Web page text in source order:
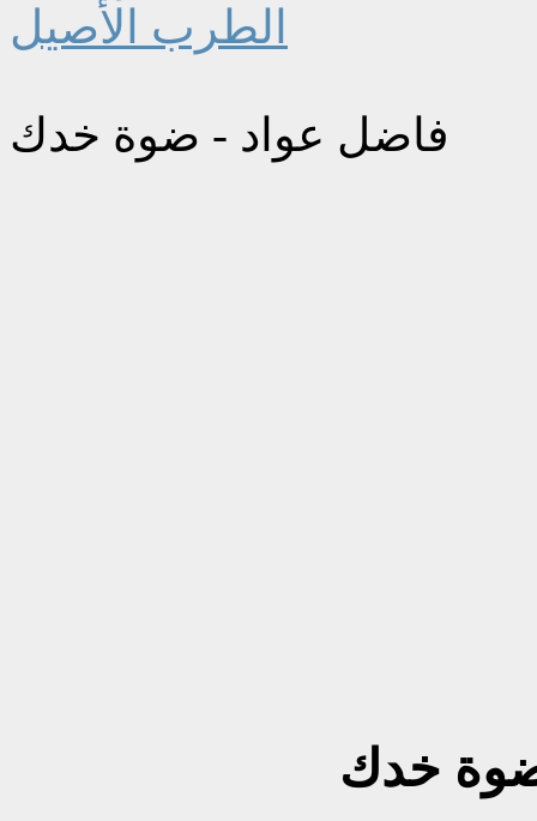
الطرب الأصيل
فاضل عواد - ضوة خدك
خدك